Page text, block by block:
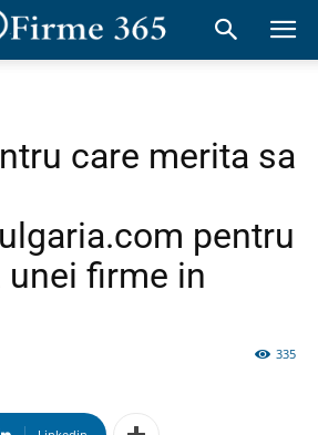
care merita sa
pentru
firme in
335